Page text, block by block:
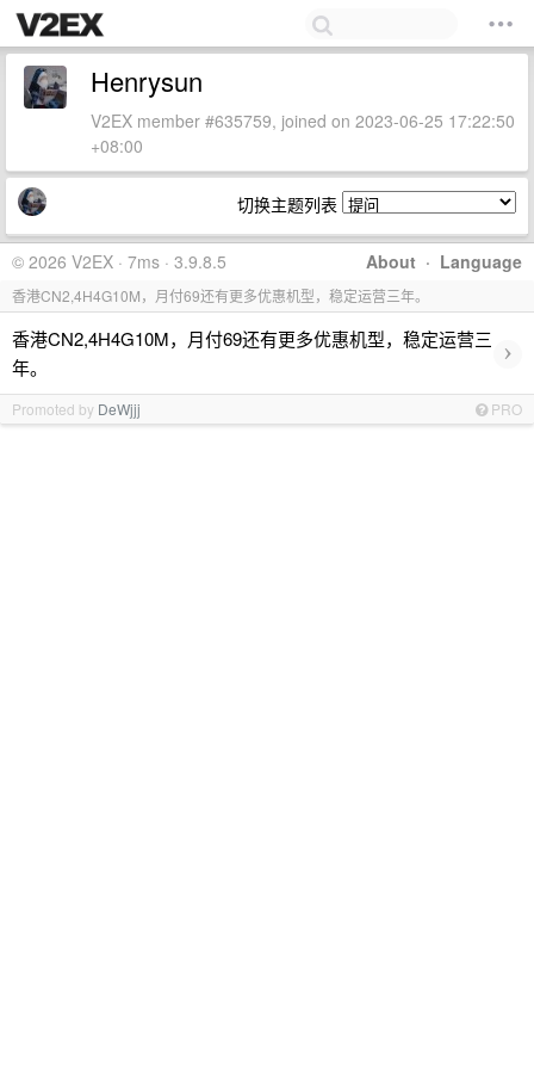
Henrysun
V2EX member #635759, joined on 2023-06-25 17:22:50
+08:00
切换主题列表
About · Language
© 2026 V2EX · 7ms · 3.9.8.5
香港CN2,4H4G10M，月付69还有更多优惠机型，稳定运营三年。
香港CN2,4H4G10M，月付69还有更多优惠机型，稳定运营三
年。
›
Promoted by DeWjjj PRO